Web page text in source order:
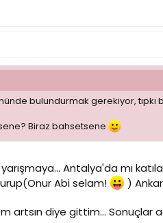
bulundurmak gerekiyor,
Biraz bahsetsene
Antalya'da mı
Abi selam!
)
diye gittim... Sonuçlar